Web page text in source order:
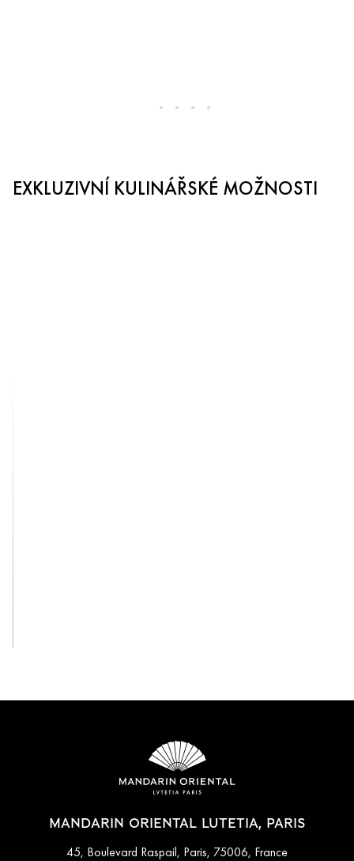
EXKLUZIVNÍ KULINÁŘSKÉ MOŽNOSTI
MANDARIN ORIENTAL LUTETIA, PARIS
45, Boulevard Raspail, Paris, 75006, France